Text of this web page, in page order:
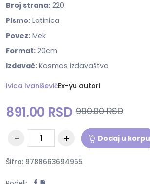
Broj strana: 220
Pismo: Latinica
Povez: Mek
Format: 20cm
Izdavač: Kosmos izdavaštvo
Ivica IvaniševićEx-yu autori
891.00 RSD 990.00 RSD
Dodaj u korpu
Šifra: 9788663694965